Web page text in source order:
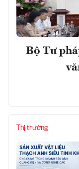
Bộ Tư
Thị trường